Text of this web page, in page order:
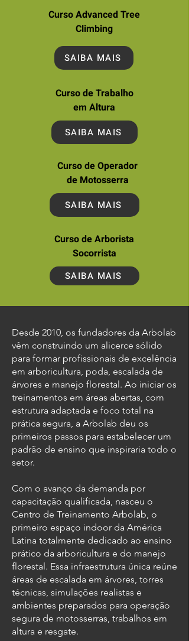
Curso Advanced Tree
Climbing
SAIBA MAIS
Curso de Trabalho
em Altura
SAIBA MAIS
Curso de Operador
de Motosserra
SAIBA MAIS
Curso de Arborista
Socorrista
SAIBA MAIS
Desde 2010, os fundadores da Arbolab
vêm construindo um alicerce sólido
para formar profissionais de excelência
em arboricultura, poda, escalada de
árvores e manejo florestal. Ao iniciar os
treinamentos em áreas abertas, com
estrutura adaptada e foco total na
prática segura, a Arbolab deu os
primeiros passos para estabelecer um
padrão de ensino que inspiraria todo o
setor.
Com o avanço da demanda por
capacitação qualificada, nasceu o
Centro de Treinamento Arbolab, o
primeiro espaço indoor da América
Latina totalmente dedicado ao ensino
prático da arboricultura e do manejo
florestal. Essa infraestrutura única reúne
áreas de escalada em árvores, torres
técnicas, simulações realistas e
ambientes preparados para operação
segura de motosserras, trabalhos em
altura e resgate.